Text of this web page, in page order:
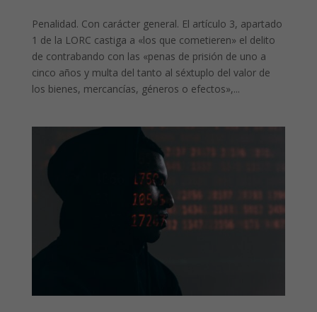
Penalidad. Con carácter general. El artículo 3, apartado
1 de la LORC castiga a «los que cometieren» el delito
de contrabando con las «penas de prisión de uno a
cinco años y multa del tanto al séxtuplo del valor de
los bienes, mercancías, géneros o efectos»,...